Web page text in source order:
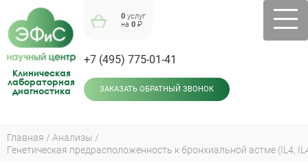
navigation
Клиническая
лабораторная
диагностика
0 услуг
на0 ₽
+7 (495) 775-01-41
ЗАКАЗАТЬ ОБРАТНЫЙ ЗВОНОК
Вы
Главная
Анализы
Генетическая предрасположенность к бронхиальной астме (IL4,